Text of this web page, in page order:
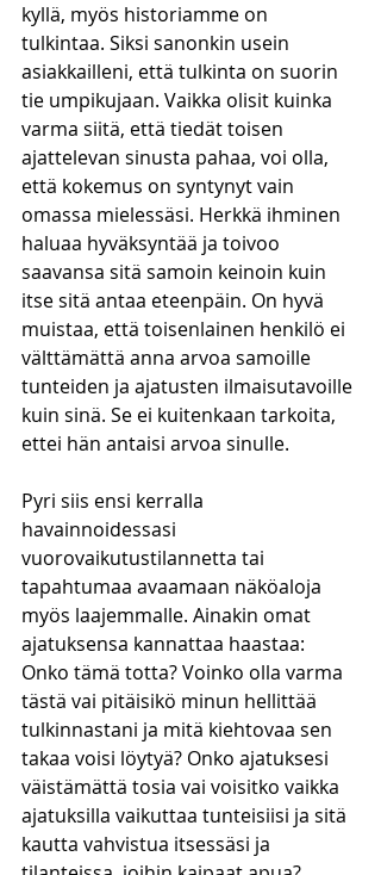
kyllä, myös historiamme on
tulkintaa. Siksi sanonkin usein
asiakkailleni, että tulkinta on suorin
tie umpikujaan. Vaikka olisit kuinka
varma siitä, että tiedät toisen
ajattelevan sinusta pahaa, voi olla,
että kokemus on syntynyt vain
omassa mielessäsi. Herkkä ihminen
haluaa hyväksyntää ja toivoo
saavansa sitä samoin keinoin kuin
itse sitä antaa eteenpäin. On hyvä
muistaa, että toisenlainen henkilö ei
välttämättä anna arvoa samoille
tunteiden ja ajatusten ilmaisutavoille
kuin sinä. Se ei kuitenkaan tarkoita,
ettei hän antaisi arvoa sinulle.
Pyri siis ensi kerralla
havainnoidessasi
vuorovaikutustilannetta tai
tapahtumaa avaamaan näköaloja
myös laajemmalle. Ainakin omat
ajatuksensa kannattaa haastaa:
Onko tämä totta? Voinko olla varma
tästä vai pitäisikö minun hellittää
tulkinnastani ja mitä kiehtovaa sen
takaa voisi löytyä? Onko ajatuksesi
väistämättä tosia vai voisitko vaikka
ajatuksilla vaikuttaa tunteisiisi ja sitä
kautta vahvistua itsessäsi ja